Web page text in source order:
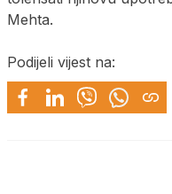
Mehta.
Podijeli vijest na: